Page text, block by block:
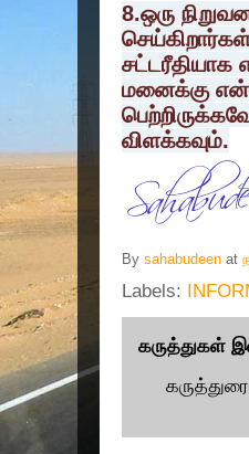
8.ஒரு
மனைக்கு
விளக்கவும்.
By sahabudeen at
Labels:
கருத்துகள்